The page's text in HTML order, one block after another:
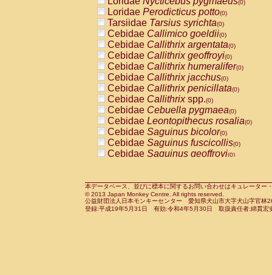
PitheciidaeCallicebus cupreus
PitheciidaeCallicebus donacophilus
PitheciidaeCallicebus moloch
PitheciidaeCallicebus torquatus
PitheciidaeCallicebusspp.(0)
PitheciidaeChiropotes satanas(0)
PitheciidaePithecia monachus
PitheciidaePithecia pithecia(0)
CercopithecidaeCercocebus agilis
CercopithecidaeCercocebus
CercopithecidaeCercocebus
CercopithecidaeCercocebus
CercopithecidaeCercocebus
CercopithecidaeCercocebushybrid
CercopithecidaePapio anubis(0)
CercopithecidaePapio cynocephalus
CercopithecidaePapio hamadryas(0)
(0)
Loridae Perodicticus potto(0)
Tarsiidae Tarsius syrichta(0)
Cebidae Callimico goeldii(0)
Cebidae Callithrix argentata(0)
Cebidae Callithrix geoffroyi(0)
Cebidae Callithrix humeralifer(0)
Cebidae Callithrix jacchus(0)
Cebidae Callithrix penicillata(0)
Cebidae Callithrixspp.(0)
Cebidae Cebuella pygmaea(0)
Cebidae Leontopithecus rosalia(0)
Cebidae Saguinus bicolor(0)
Cebidae Saguinus fuscicollis(0)
Cebidae Saguinus geoffroyi(0)
CebidaeSaguinus leucopus(0)
CebidaeSaguinus midas(0)
Cebidae Saguinus mystax(0)
本データベース、並びに標本に関するお問い合わせはキュレータ
© 2013 Japan Monkey Centre. All rights reserved.
公益財団法人日本モンキーセンター 愛知県犬山市大字犬山字官
登録:平成19年5月31日 有効:令和4年5月30日 取扱責任者:綿貫宏